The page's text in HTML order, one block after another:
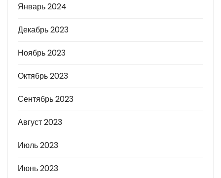
Январь 2024
Декабрь 2023
Ноябрь 2023
Октябрь 2023
Сентябрь 2023
Август 2023
Июль 2023
Июнь 2023